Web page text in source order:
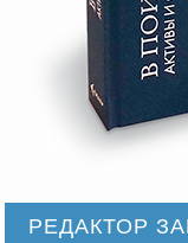
РЕДАКТОР